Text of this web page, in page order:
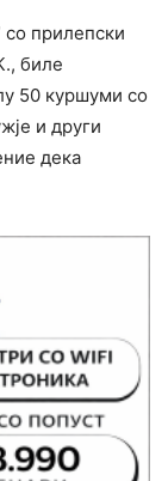
со прилепски
биле
50 куршуми со
и други
дека